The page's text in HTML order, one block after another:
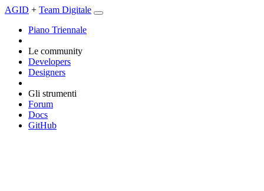
AGID + Team Digitale
Piano Triennale
Le community
Developers
Designers
Gli strumenti
Forum
Docs
GitHub